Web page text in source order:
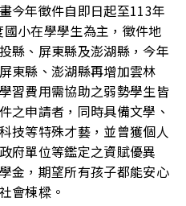
今年徵件自即日起至113年
小在學學生為主，徵件地
縣、屏東縣及澎湖縣，今年
東縣、澎湖縣再增加雲林
習費用需協助之弱勢學生皆
之申請者，同時具備文學、
技等特殊才藝，並曾獲個人
府單位等鑑定之資賦優異
金，期望所有孩子都能安心
會棟樑。